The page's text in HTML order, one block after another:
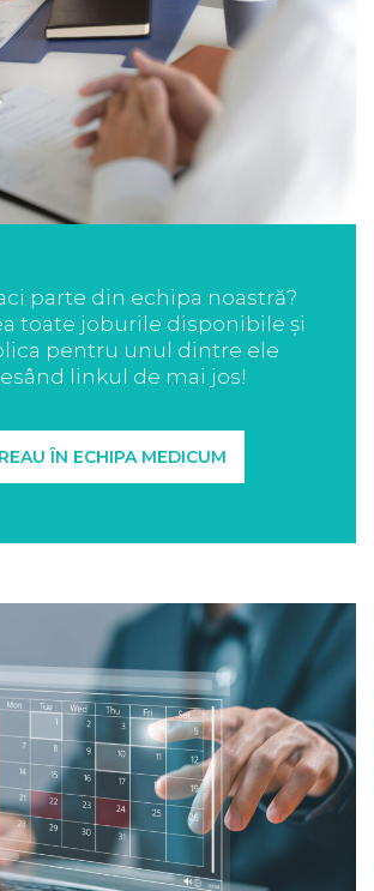
parte din echipa noastră?
toate joburile disponibile și
pentru unul dintre ele
linkul de mai jos!
ÎN ECHIPA MEDICUM